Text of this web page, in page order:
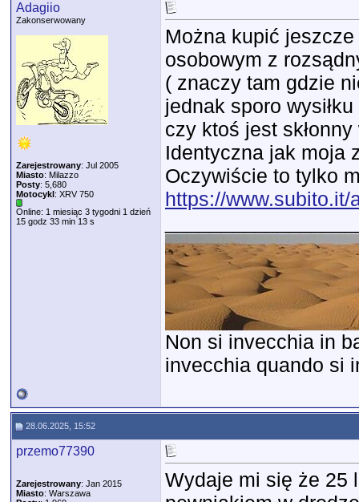
Adagiio
Zakonserwowany
Zarejestrowany: Jul 2005
Miasto: Milazzo
Posty: 5,680
Motocykl: XRV 750
Online: 1 miesiąc 3 tygodni 1 dzień
15 godz 33 min 13 s
Można kupić
osobowym z
( znaczy tam gdzie
jednak sporo
czy ktoś jest
Identyczna jak moja
Oczywiście to tylko
https://
Non si invecchia in
invecchia quando si
28.06.2025, 15:52
przemo77390
Zarejestrowany: Jan 2015
Miasto: Warszawa
Wydaje mi się że 25